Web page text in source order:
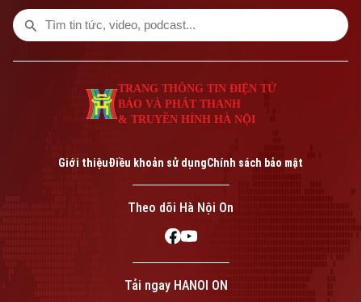
Tòa soạn
0865.116.699 (hotline) 0865.116.699
TRANG THÔNG TIN ĐIỆN TỬ
BÁO VÀ PHÁT THANH
& TRUYỀN HÌNH HÀ NỘI
Giới thiệuĐiều khoản sử dụngChính sách bảo mật
Theo dõi Hà Nội On
Tải ngay HANOI ON